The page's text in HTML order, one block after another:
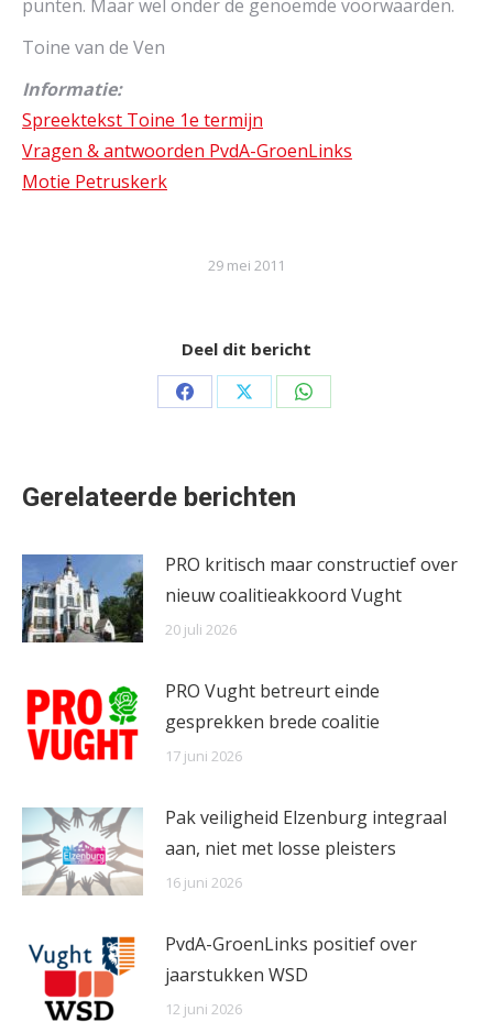
punten. Maar wel onder de genoemde voorwaarden.
Toine van de Ven
Informatie:
Spreektekst Toine 1e termijn
Vragen & antwoorden PvdA-GroenLinks
Motie Petruskerk
29 mei 2011
Deel dit bericht
Share Share Share
Gerelateerde berichten
PRO kritisch maar constructief over
nieuw coalitieakkoord Vught
20 juli 2026
PRO Vught betreurt einde
gesprekken brede coalitie
17 juni 2026
Pak veiligheid Elzenburg integraal
aan, niet met losse pleisters
16 juni 2026
PvdA-GroenLinks positief over
jaarstukken WSD
12 juni 2026